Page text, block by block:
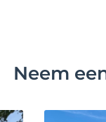
Neem